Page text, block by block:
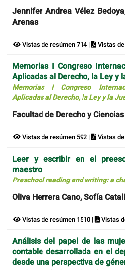
Jennifer Andrea Vélez
Arenas
Vistas de resúmen 714 | Vistas de
Memorias I Congreso
Aplicadas al Derecho, la Ley y
Memorias I Congreso
Aplicadas al Derecho, la Ley y la
Facultad de Derecho y
Vistas de resúmen 592 | Vistas de
Leer y escribir en el
maestro
Preschool reading and writing: a
Oliva Herrera Cano, Sofía
Vistas de resúmen 1510 | Vistas
Análisis del papel de las
contable desarrollada en el
desde una perspectiva de